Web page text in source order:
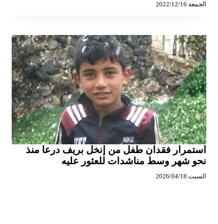
الجمعة 2022/12/16
استمرار فقدان طفل من إنخل بريف درعا منذ
نحو شهر وسط مناشدات للعثور عليه
السبت 2026/04/18